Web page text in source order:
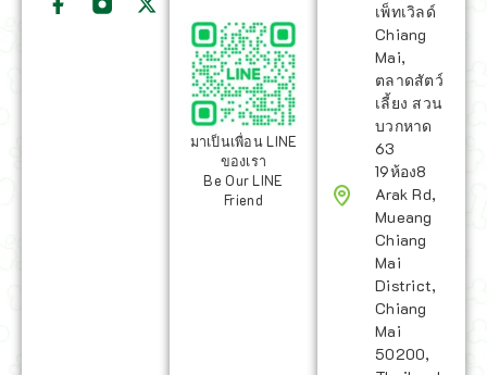
มาเป็นเพื่อน LINE
ของเรา
Be Our LINE
Friend
เพ็ทเวิลด์
Chiang
Mai,
ตลาดสัตว์
เลี้ยง สวน
บวกหาด
63
19ห้อง8
Arak Rd,
Mueang
Chiang
Mai
District,
Chiang
Mai
50200,